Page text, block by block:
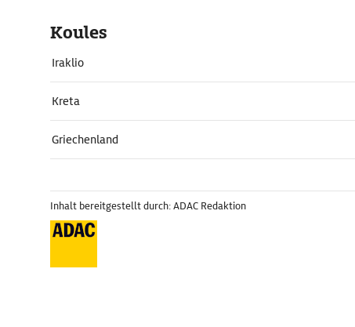
Koules
Iraklio
Kreta
Griechenland
Inhalt bereitgestellt durch: ADAC Redaktion